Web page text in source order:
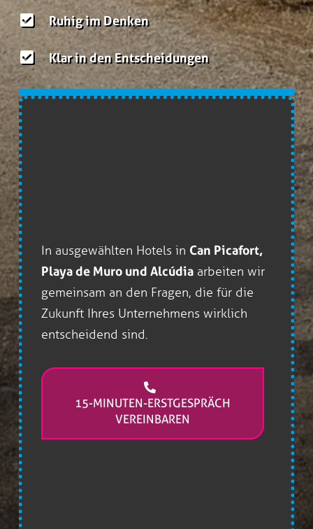
Ruhig im Denken
Klar in den Entscheidungen
In ausgewählten Hotels in Can Picafort,
Playa de Muro und Alcúdia arbeiten wir
gemeinsam an den Fragen, die für die
Zukunft Ihres Unternehmens wirklich
entscheidend sind.
15-MINUTEN-ERSTGESPRÄCH
VEREINBAREN